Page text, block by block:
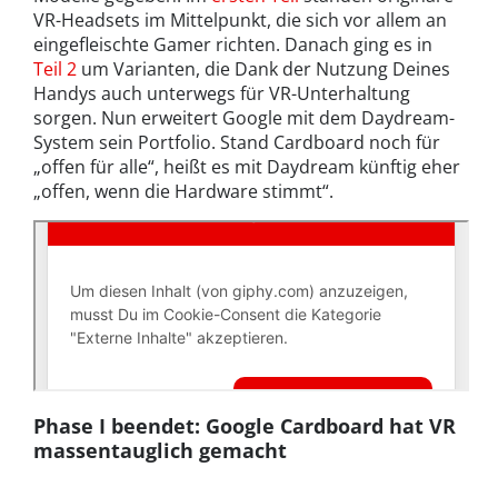
VR-Headsets im Mittelpunkt, die sich vor allem an
eingefleischte Gamer richten. Danach ging es in
Teil 2 um Varianten, die Dank der Nutzung Deines
Handys auch unterwegs für VR-Unterhaltung
sorgen. Nun erweitert Google mit dem Daydream-
System sein Portfolio. Stand Cardboard noch für
„offen für alle“, heißt es mit Daydream künftig eher
„offen, wenn die Hardware stimmt“.
Phase I beendet: Google Cardboard hat VR
massentauglich gemacht